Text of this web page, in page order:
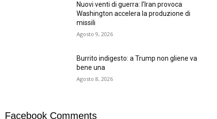
Nuovi venti di guerra: l’Iran provoca
Washington accelera la produzione di
missili
Agosto 9, 2026
Burrito indigesto: a Trump non gliene va
bene una
Agosto 8, 2026
Facebook Comments